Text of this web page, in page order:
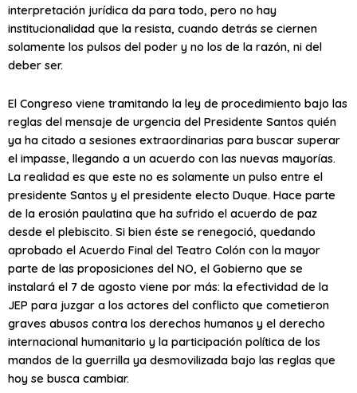
interpretación jurídica da para todo, pero no hay
institucionalidad que la resista, cuando detrás se ciernen
solamente los pulsos del poder y no los de la razón, ni del
deber ser.
El Congreso viene tramitando la ley de procedimiento bajo las
reglas del mensaje de urgencia del Presidente Santos quién
ya ha citado a sesiones extraordinarias para buscar superar
el impasse, llegando a un acuerdo con las nuevas mayorías.
La realidad es que este no es solamente un pulso entre el
presidente Santos y el presidente electo Duque. Hace parte
de la erosión paulatina que ha sufrido el acuerdo de paz
desde el plebiscito. Si bien éste se renegoció, quedando
aprobado el Acuerdo Final del Teatro Colón con la mayor
parte de las proposiciones del NO, el Gobierno que se
instalará el 7 de agosto viene por más: la efectividad de la
JEP para juzgar a los actores del conflicto que cometieron
graves abusos contra los derechos humanos y el derecho
internacional humanitario y la participación política de los
mandos de la guerrilla ya desmovilizada bajo las reglas que
hoy se busca cambiar.